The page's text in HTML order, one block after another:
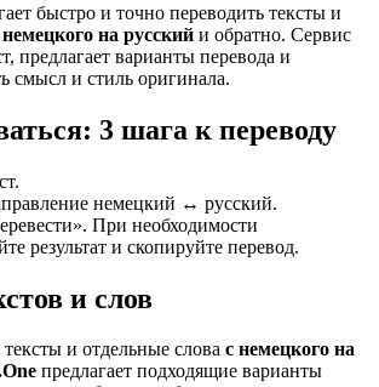
быстро и точно переводить тексты и
немецкого на русский и обратно. Сервис
предлагает варианты перевода и
смысл и стиль оригинала.
3 шага к переводу
немецкий ↔ русский.
При необходимости
результат и скопируйте перевод.
и слов
и отдельные слова с немецкого на
предлагает подходящие варианты